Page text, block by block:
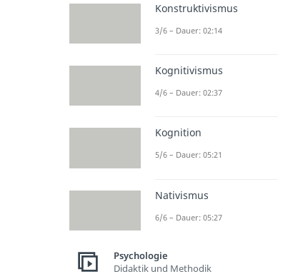
Konstruktivismus
3/6 – Dauer: 02:14
Kognitivismus
4/6 – Dauer: 02:37
Kognition
5/6 – Dauer: 05:21
Nativismus
6/6 – Dauer: 05:27
Psychologie
Didaktik und Methodik